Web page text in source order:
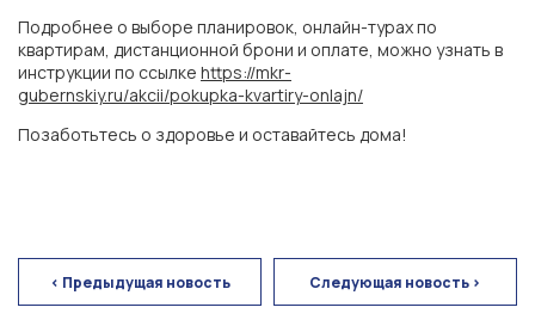
Подробнее о выборе планировок, онлайн-турах по
квартирам, дистанционной брони и оплате, можно узнать в
инструкции по ссылке https://mkr-
gubernskiy.ru/akcii/pokupka-kvartiry-onlajn/
Позаботьтесь о здоровье и оставайтесь дома!
< Предыдущая новость Следующая новость >
Экорайон «Вересаево»